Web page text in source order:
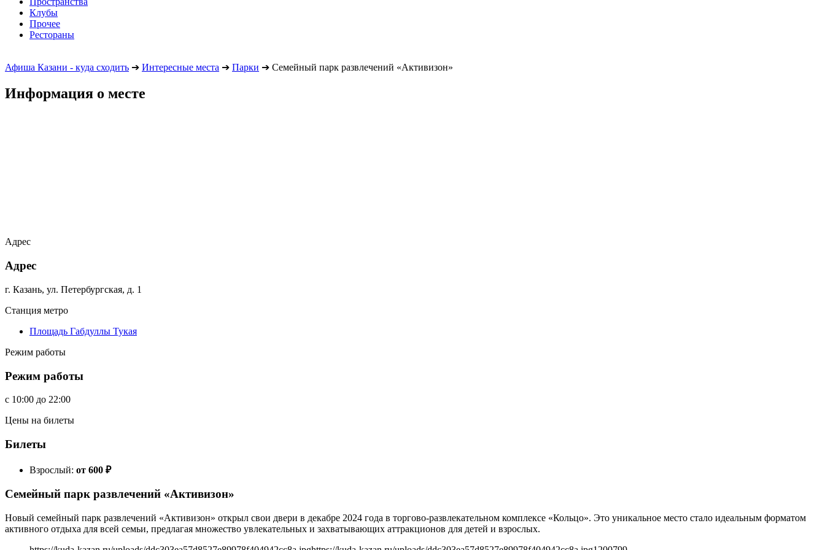
Клубы
Прочее
Рестораны
Афиша Казани - куда сходить ➔ Интересные места ➔ Парки ➔ Семейный парк развлечений «Активизон»
Информация о месте
Адрес
Адрес
г. Казань, ул. Петербургская, д. 1
Станция метро
Площадь Габдуллы Тукая
Режим работы
Режим работы
c 10:00 до 22:00
Цены на билеты
Билеты
Взрослый: от 600 ₽
Семейный парк развлечений «Активизон»
Новый семейный парк развлечений «Активизон» открыл свои двери в декабре 2024 года в торгово-развлекательном комплексе «Кольцо». Это уникальное место стало идеальным форматом
активного отдыха для всей семьи, предлагая множество увлекательных и захватывающих аттракционов для детей и взрослых.